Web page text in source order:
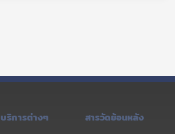
บริการต่างๆ สารวัดย้อนหลัง